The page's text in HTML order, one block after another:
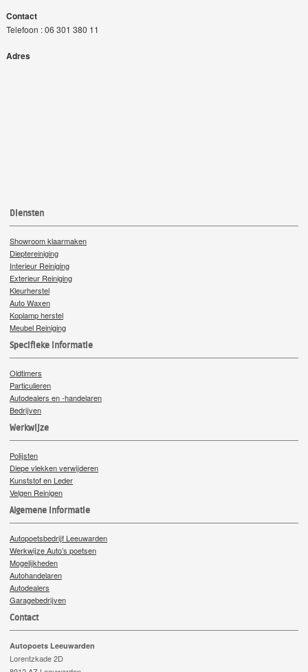
Contact
Telefoon : 06 301 380 11
Adres
Diensten
Showroom klaarmaken
Dieptereiniging
Interieur Reiniging
Exterieur Reiniging
Kleurherstel
Auto Waxen
Koplamp herstel
Meubel Reiniging
Specifieke Informatie
Oldtimers
Particulieren
Autodealers en -handelaren
Bedrijven
Werkwijze
Polijsten
Diepe vlekken verwijderen
Kunststof en Leder
Velgen Reinigen
Algemene informatie
Autopoetsbedrijf Leeuwarden
Werkwijze Auto’s poetsen
Mogelijkheden
Autohandelaren
Autodealers
Garagebedrijven
Contact
Autopoets Leeuwarden
Lorentzkade 2D